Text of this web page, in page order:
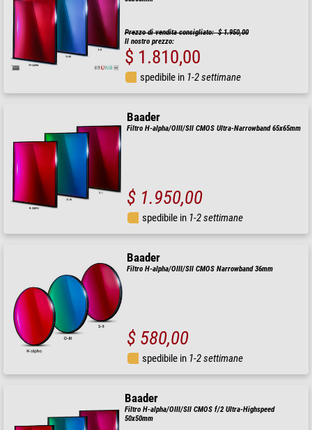
Prezzo di vendita consigliato: $ 1.950,00
Il nostro prezzo:
$ 1.810,00
spedibile in 1-2 settimane
Baader
Filtro H-alpha/OIII/SII CMOS Ultra-Narrowband 65x65mm
$ 1.950,00
spedibile in 1-2 settimane
Baader
Filtro H-alpha/OIII/SII CMOS Narrowband 36mm
$ 580,00
spedibile in 1-2 settimane
Baader
Filtro H-alpha/OIII/SII CMOS f/2 Ultra-Highspeed
50x50mm